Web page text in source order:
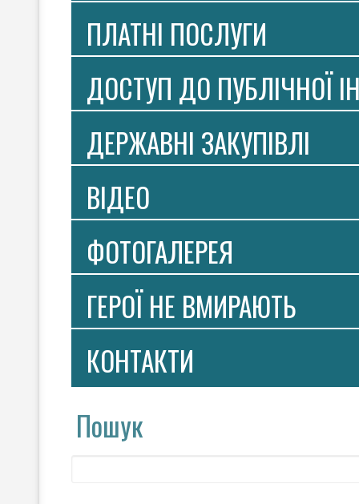
ПЛАТНI ПОСЛУГИ
ДОСТУП ДО ПУБЛІЧНОЇ
ДЕРЖАВНІ ЗАКУПІВЛІ
ВIДЕО
ФОТОГАЛЕРЕЯ
ГЕРОЇ НЕ ВМИРАЮТЬ
КОНТАКТИ
Пошук